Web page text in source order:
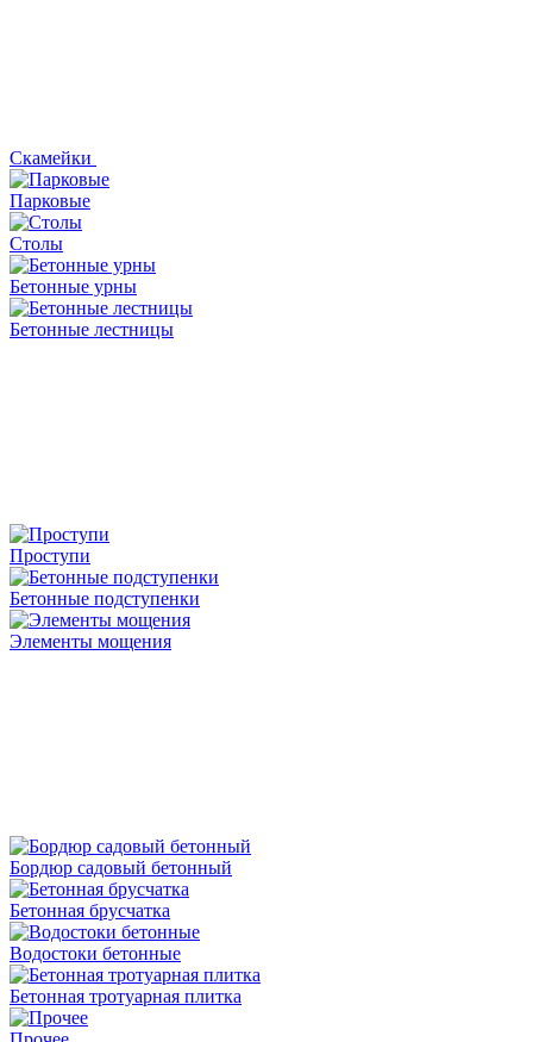
Скамейки
Парковые
Столы
Бетонные урны
Бетонные лестницы
Проступи
Бетонные подступенки
Элементы мощения
Бордюр садовый бетонный
Бетонная брусчатка
Водостоки бетонные
Бетонная тротуарная плитка